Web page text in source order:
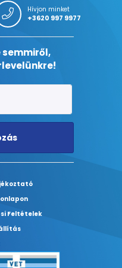
Hívjon minket
+3620 997 9977
semmiről,
Feltételek